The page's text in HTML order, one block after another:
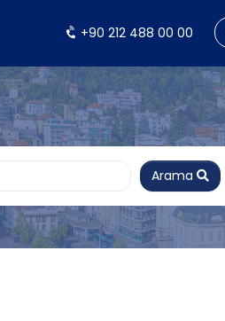
+90 212 488 00 00
Arama